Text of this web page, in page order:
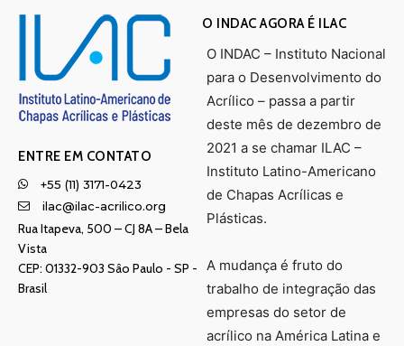
ENTRE EM CONTATO
+55 (11) 3171-0423
ilac@ilac-acrilico.org
Rua Itapeva, 500 – CJ 8A – Bela
Vista
CEP: 01332-903 Sâo Paulo - SP -
Brasil
O INDAC AGORA É ILAC
O INDAC – Instituto Nacional
para o Desenvolvimento do
Acrílico – passa a partir
deste mês de dezembro de
2021 a se chamar ILAC –
Instituto Latino-Americano
de Chapas Acrílicas e
Plásticas.
A mudança é fruto do
trabalho de integração das
empresas do setor de
acrílico na América Latina e